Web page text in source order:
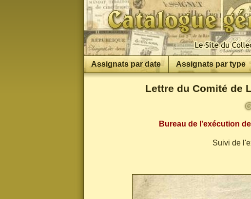
Assignats par date Assignats par type
Lettre du Comité de
Bureau de l'exécution
Suivi de